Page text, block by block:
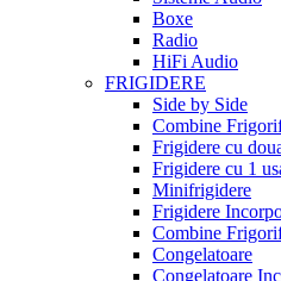
Boxe
Radio
HiFi Audio
FRIGIDERE
Side by Side
Combine
Frigidere cu
Frigidere cu 1
Minifrigidere
Frigidere
Combine
Congelatoare
Congelatoare